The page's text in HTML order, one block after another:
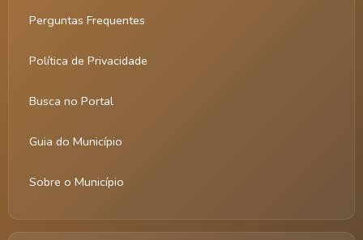
Perguntas Frequentes
Política de Privacidade
Busca no Portal
Guia do Município
Sobre o Município